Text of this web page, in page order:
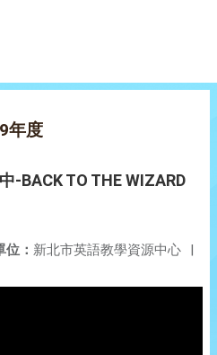
年度
-BACK TO THE WIZARD
位： 新北市英語教學資源中心 |